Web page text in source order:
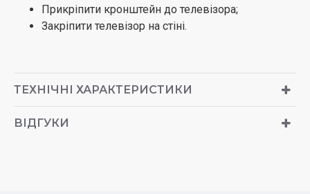
Прикріпити кронштейн до телевізора;
Закріпити телевізор на стіні.
ТЕХНІЧНІ ХАРАКТЕРИСТИКИ
ВІДГУКИ